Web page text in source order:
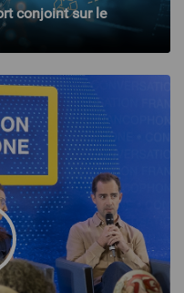
conjoint sur le